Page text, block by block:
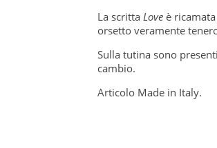
La scritta Love è
orsetto veramente
Sulla tutina sono
cambio.
Articolo Made in Italy.